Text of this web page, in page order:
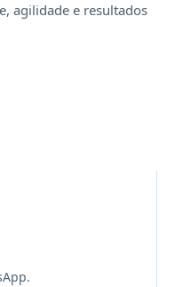
agilidade e resultados